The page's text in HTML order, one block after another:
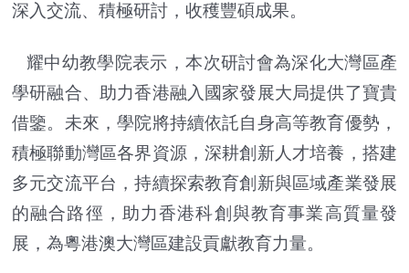
深入交流、積極研討，收穫豐碩成果。
耀中幼教學院表示，本次研討會為深化大灣區產
學研融合、助力香港融入國家發展大局提供了寶貴
借鑒。未來，學院將持續依託自身高等教育優勢，
積極聯動灣區各界資源，深耕創新人才培養，搭建
多元交流平台，持續探索教育創新與區域產業發展
的融合路徑，助力香港科創與教育事業高質量發
展，為粵港澳大灣區建設貢獻教育力量。